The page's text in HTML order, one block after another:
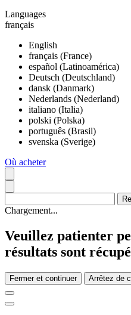
Languages
français
English
français (France)
español (Latinoamérica)
Deutsch (Deutschland)
dansk (Danmark)
Nederlands (Nederland)
italiano (Italia)
polski (Polska)
português (Brasil)
svenska (Sverige)
Où acheter
Chargement...
Veuillez patienter
résultats sont
Fermer et continuer Arrêtez de